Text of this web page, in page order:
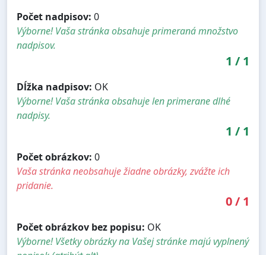
Počet nadpisov: 0
Výborne! Vaša stránka obsahuje primeraná množstvo
nadpisov.
1 / 1
Dĺžka nadpisov: OK
Výborne! Vaša stránka obsahuje len primerane dlhé
nadpisy.
1 / 1
Počet obrázkov: 0
Vaša stránka neobsahuje žiadne obrázky, zvážte ich
pridanie.
0/ 1
Počet obrázkov bez popisu: OK
Výborne! Všetky obrázky na Vašej stránke majú vyplnený